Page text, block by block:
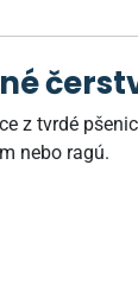
tvrdé
nebo ragú.